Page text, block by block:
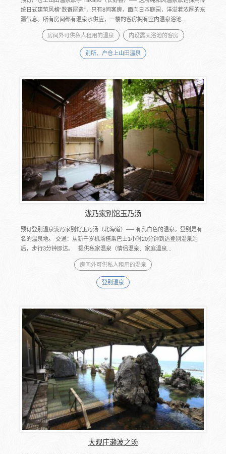
统日式建筑风格“数寄屋造”，只有8间客房，面向日本庭园，洋溢着浓厚的东
瀛气息。所有房间都有温泉水供应，一楼的客房拥有室内温泉浴池...
房间外可供私人租用的温泉 内设露天浴池的客房
别所、户仓上山田温泉
泷乃家别馆玉乃汤
预订登别温泉泷乃家别馆玉乃汤（北海道）── 有乳白色的温泉。登别是有
名的温泉地。 交通：从新千岁机场搭乘巴士1小时20分钟到达登别温泉站
后，步行3分钟即达。 提供私家温泉（情侣温泉、家庭温泉...
房间外可供私人租用的温泉
登别温泉
大观庄濑波之汤